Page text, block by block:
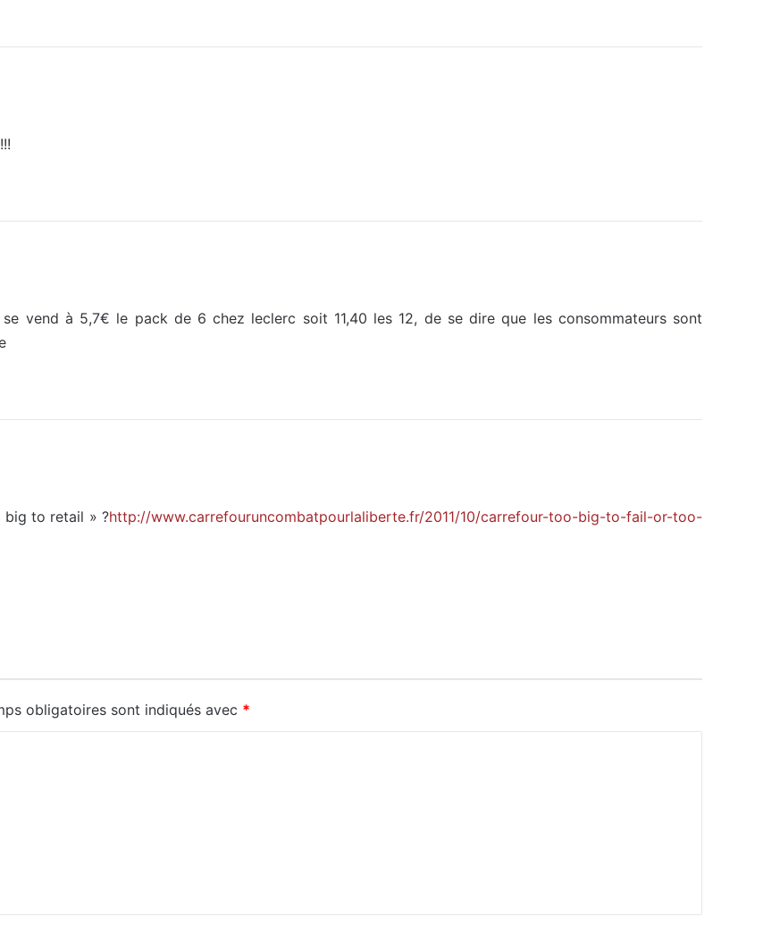
vend à 5,7€ le pack de 6 chez leclerc soit 11,40 les 12, de se dire que les consommateurs sont
to retail » ?http://www.carrefouruncombatpourlaliberte.fr/2011/10/carrefour-too-big-to-fail-or-too-
obligatoires sont indiqués avec *